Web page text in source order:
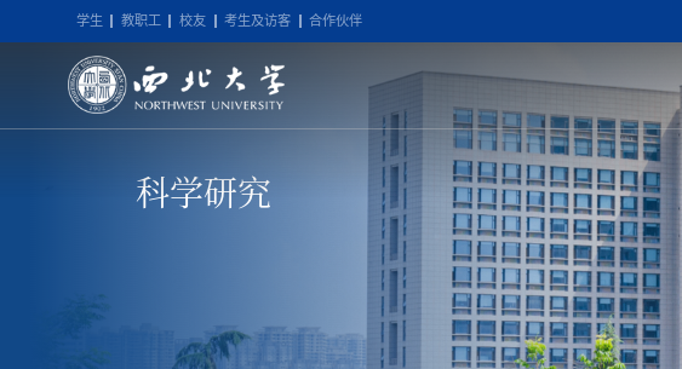
学生 教职工 校友 考生及访客 合作伙伴
科学研究